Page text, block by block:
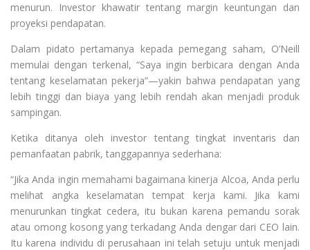
menurun. Investor khawatir tentang margin keuntungan dan
proyeksi pendapatan.
Dalam pidato pertamanya kepada pemegang saham, O’Neill
memulai dengan terkenal, “Saya ingin berbicara dengan Anda
tentang keselamatan pekerja”—yakin bahwa pendapatan yang
lebih tinggi dan biaya yang lebih rendah akan menjadi produk
sampingan.
Ketika ditanya oleh investor tentang tingkat inventaris dan
pemanfaatan pabrik, tanggapannya sederhana:
“Jika Anda ingin memahami bagaimana kinerja Alcoa, Anda perlu
melihat angka keselamatan tempat kerja kami. Jika kami
menurunkan tingkat cedera, itu bukan karena pemandu sorak
atau omong kosong yang terkadang Anda dengar dari CEO lain.
Itu karena individu di perusahaan ini telah setuju untuk menjadi